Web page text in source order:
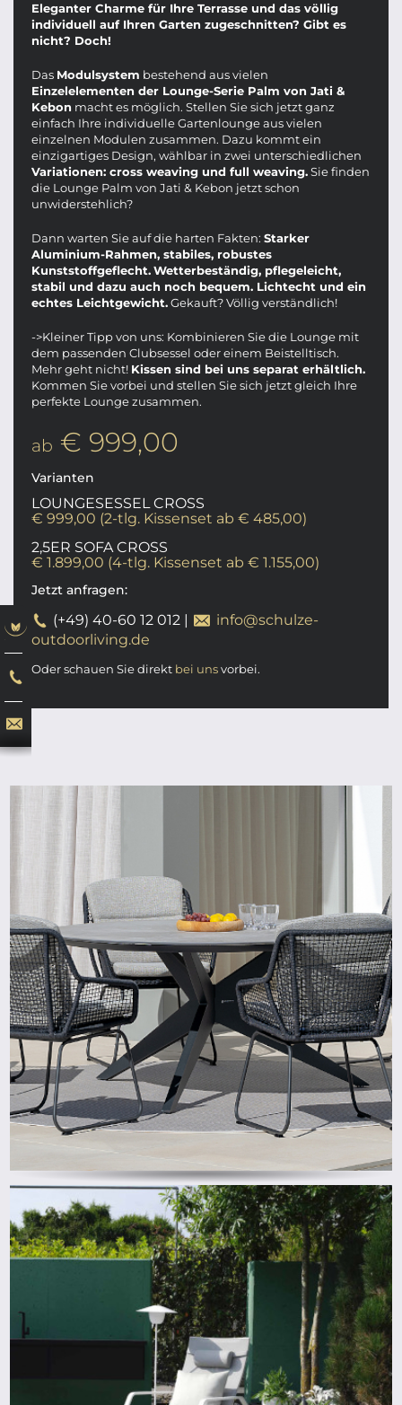
Eleganter Charme für Ihre Terrasse und das völlig
individuell auf Ihren Garten zugeschnitten? Gibt es
nicht? Doch!
Das Modulsystem bestehend aus vielen
Einzelelementen der Lounge-Serie Palm von Jati &
Kebon macht es möglich. Stellen Sie sich jetzt ganz
einfach Ihre individuelle Gartenlounge aus vielen
einzelnen Modulen zusammen. Dazu kommt ein
einzigartiges Design, wählbar in zwei unterschiedlichen
Variationen: cross weaving und full weaving.Sie finden
die Lounge Palm von Jati & Kebon jetzt schon
unwiderstehlich?
Dann warten Sie auf die harten Fakten: Starker
Aluminium-Rahmen, stabiles, robustes
Kunststoffgeflecht.Wetterbeständig, pflegeleicht,
stabil und dazu auch noch bequem. Lichtecht und ein
echtes Leichtgewicht.Gekauft? Völlig verständlich!
->Kleiner Tipp von uns: Kombinieren Sie die Lounge mit
dem passenden Clubsessel oder einem Beistelltisch.
Mehr geht nicht! Kissen sind bei uns separat erhältlich.
Kommen Sie vorbei und stellen Sie sich jetzt gleich Ihre
perfekte Lounge zusammen.
ab € 999,00
Varianten
LOUNGESESSEL CROSS
€ 999,00 (2-tlg. Kissenset ab € 485,00)
2,5ER SOFA CROSS
€ 1.899,00 (4-tlg. Kissenset ab € 1.155,00)
Jetzt anfragen:
(+49) 40-60 12 012 |
info@schulze-
outdoorliving.de
Oder schauen Sie direkt bei unsvorbei.